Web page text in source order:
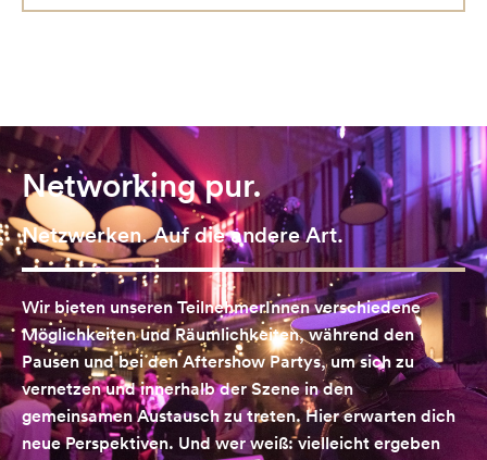
Networking pur.
Netzwerken. Auf die andere Art.
Wir bieten unseren TeilnehmerInnen verschiedene
Möglichkeiten und Räumlichkeiten, während den
Pausen und bei den Aftershow Partys, um sich zu
vernetzen und innerhalb der Szene in den
gemeinsamen Austausch zu treten. Hier erwarten dich
neue Perspektiven. Und wer weiß: vielleicht ergeben